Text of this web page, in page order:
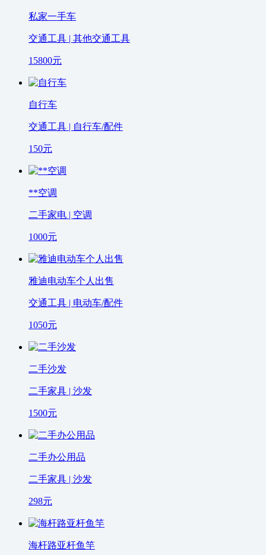
私家一手车
交通工具 | 其他交通工具
15800元
自行车
交通工具 | 自行车/配件
150元
**空调
二手家电 | 空调
1000元
雅迪电动车个人出售
交通工具 | 电动车/配件
1050元
二手沙发
二手家具 | 沙发
1500元
二手办公用品
二手家具 | 沙发
298元
海杆路亚杆鱼竿